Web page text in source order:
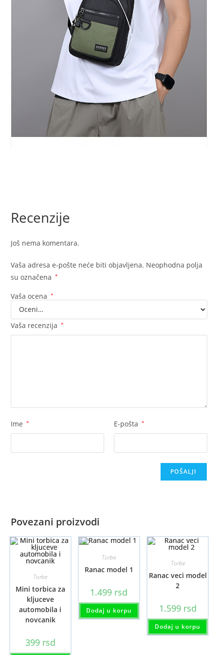
Recenzije
Još nema komentara.
Vaša adresa e-pošte neće biti objavljena. Neophodna polja
su označena
*
Vaša ocena *
Vaša recenzija *
Ime * E-pošta *
Povezani proizvodi
Torbe
Mini torbica za
kljuceve
automobila i
novcanik
399 rsd
Torbe
Ranac model 1
1.499 rsd
Dodaj u korpu
Torbe
Ranac veci model
2
1.599 rsd
Dodaj u korpu